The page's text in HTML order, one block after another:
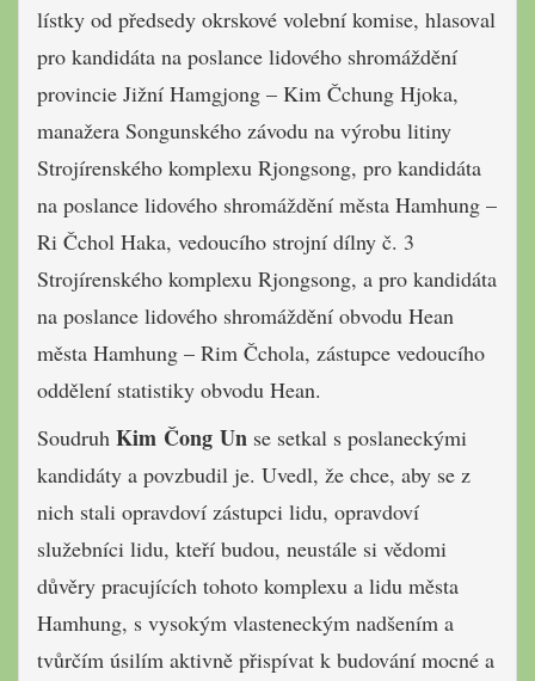
lístky od předsedy okrskové volební komise, hlasoval
pro kandidáta na poslance lidového shromáždění
provincie Jižní Hamgjong – Kim Čchung Hjoka,
manažera Songunského závodu na výrobu litiny
Strojírenského komplexu Rjongsong, pro kandidáta
na poslance lidového shromáždění města Hamhung –
Ri Čchol Haka, vedoucího strojní dílny č. 3
Strojírenského komplexu Rjongsong, a pro kandidáta
na poslance lidového shromáždění obvodu Hean
města Hamhung – Rim Čchola, zástupce vedoucího
oddělení statistiky obvodu Hean.
Soudruh Kim Čong Un se setkal s poslaneckými
kandidáty a povzbudil je. Uvedl, že chce, aby se z
nich stali opravdoví zástupci lidu, opravdoví
služebníci lidu, kteří budou, neustále si vědomi
důvěry pracujících tohoto komplexu a lidu města
Hamhung, s vysokým vlasteneckým nadšením a
tvůrčím úsilím aktivně přispívat k budování mocné a